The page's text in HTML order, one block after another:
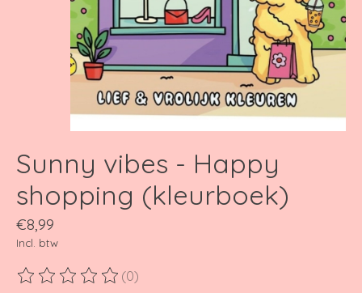
Sunny vibes - Happy
shopping (kleurboek)
€8,99
Incl. btw
De beoordeling van dit product is
(0)